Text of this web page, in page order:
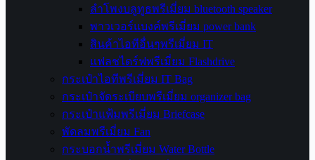
ลำโพงบลูทูธพรีเมี่ยม bluetooth speaker
พาวเวอร์แบงค์พรีเมี่ยม power bank
สินค้าไอทีอื่นๆพรีเมี่ยม IT
แฟลชไดร์ฟพรีเมี่ยม Flashdrive
กระเป๋าไอทีพรีเมี่ยม IT Bag
กระเป๋าจัดระเบียบพรีเมี่ยม organizer bag
กระเป๋าแฟ้มพรีเมี่ยม Briefcase
พัดลมพรีเมี่ยม Fan
กระบอกน้ำพรีเมี่ยม Water Bottle